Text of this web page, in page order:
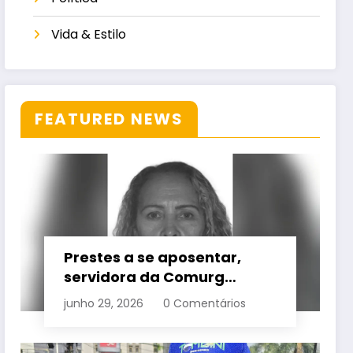
Vida & Estilo
FEATURED NEWS
Prestes a se aposentar,
servidora da Comurg
atropelada por bêbado
entra em protocolo de
junho 29, 2026 0 Comentários